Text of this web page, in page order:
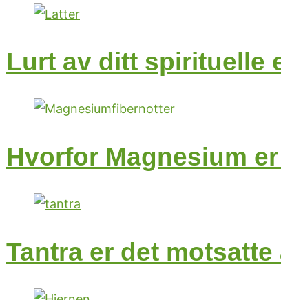
Lurt av ditt spirituelle
Hvorfor Magnesium
Tantra er det